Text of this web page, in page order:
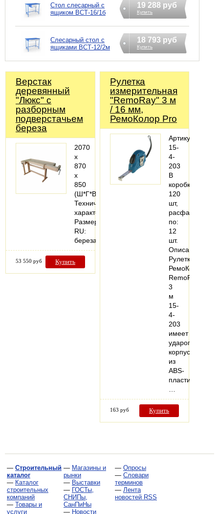
Стол слесарный с
ящиком ВСТ-16/1б
19 288 руб
Купить
Слесарный стол с
ящиками ВСТ-12/2м
18 793 руб
Купить
Верстак
деревянный
"Люкс" с
разборным
подверстачьем
береза
2070
х
870
х
850
(Ш*Г*В)
Технические
характеристики
Размер,,
RU:
береза
53 550 руб Купить
Рулетка
измерительная
"RemoRay" 3 м
/ 16 мм,
РемоКолор Pro
Артикул:
15-
4-
203
В
коробке:
120
шт,
расфасовано
по:
12
шт.
Описание:
Рулетка
РемоКолор
RemoRay
3
м
15-
4-
203
имеет
ударопрочный
корпус
из
ABS-
пластика,
163 руб Купить
— Строительный
каталог
— Каталог
строительных
компаний
— Товары и
услуги
— Магазины и
рынки
— Выставки
— ГОСТы,
СНИПы,
СанПиНы
— Новости
— Опросы
— Словари
терминов
— Лента
новостей RSS